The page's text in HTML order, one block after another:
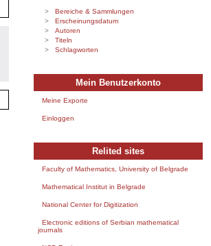
Bereiche & Sammlungen
Erscheinungsdatum
Autoren
Titeln
Schlagworten
Mein Benutzerkonto
Meine Exporte
Einloggen
Relited sites
Faculty of Mathematics, University of Belgrade
Mathematical Institut in Belgrade
National Center for Digitization
Electronic editions of Serbian mathematical
journals